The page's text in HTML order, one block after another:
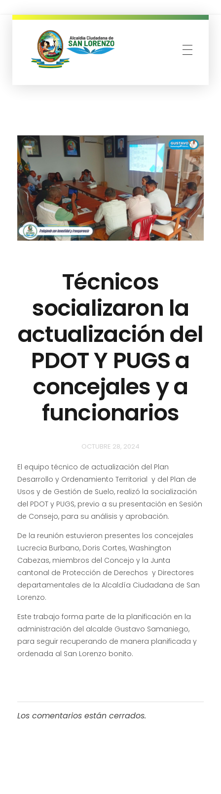
Técnicos
socializaron la
actualización del
PDOT Y PUGS a
concejales y a
funcionarios
OCTUBRE 28, 2024
El equipo técnico de actualización del Plan
Desarrollo y Ordenamiento Territorial y del Plan de
Usos y de Gestión de Suelo, realizó la socialización
del PDOT y PUGS, previo a su presentación en Sesión
de Consejo, para su análisis y aprobación.
De la reunión estuvieron presentes los concejales
Lucrecia Burbano, Doris Cortes, Washington
Cabezas, miembros del Concejo y la Junta
cantonal de Protección de Derechos y Directores
departamentales de la Alcaldía Ciudadana de San
Lorenzo.
Este trabajo forma parte de la planificación en la
administración del alcalde Gustavo Samaniego,
para seguir recuperando de manera planificada y
ordenada al San Lorenzo bonito.
Los comentarios están cerrados.